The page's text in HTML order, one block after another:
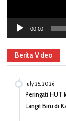
00:00
Berita Video
July 25, 2026
Peringati HUT
Langit Biru di